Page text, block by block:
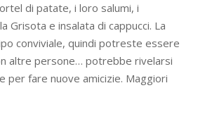
di patate, i loro salumi, i
Grisota e insalata di cappucci. La
conviviale, quindi potreste essere
altre persone… potrebbe rivelarsi
per fare nuove amicizie. Maggiori